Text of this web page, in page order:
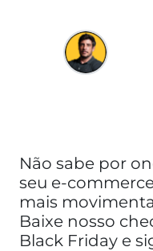
Não sabe por
seu e-
mais
Baixe nosso
Black Friday e